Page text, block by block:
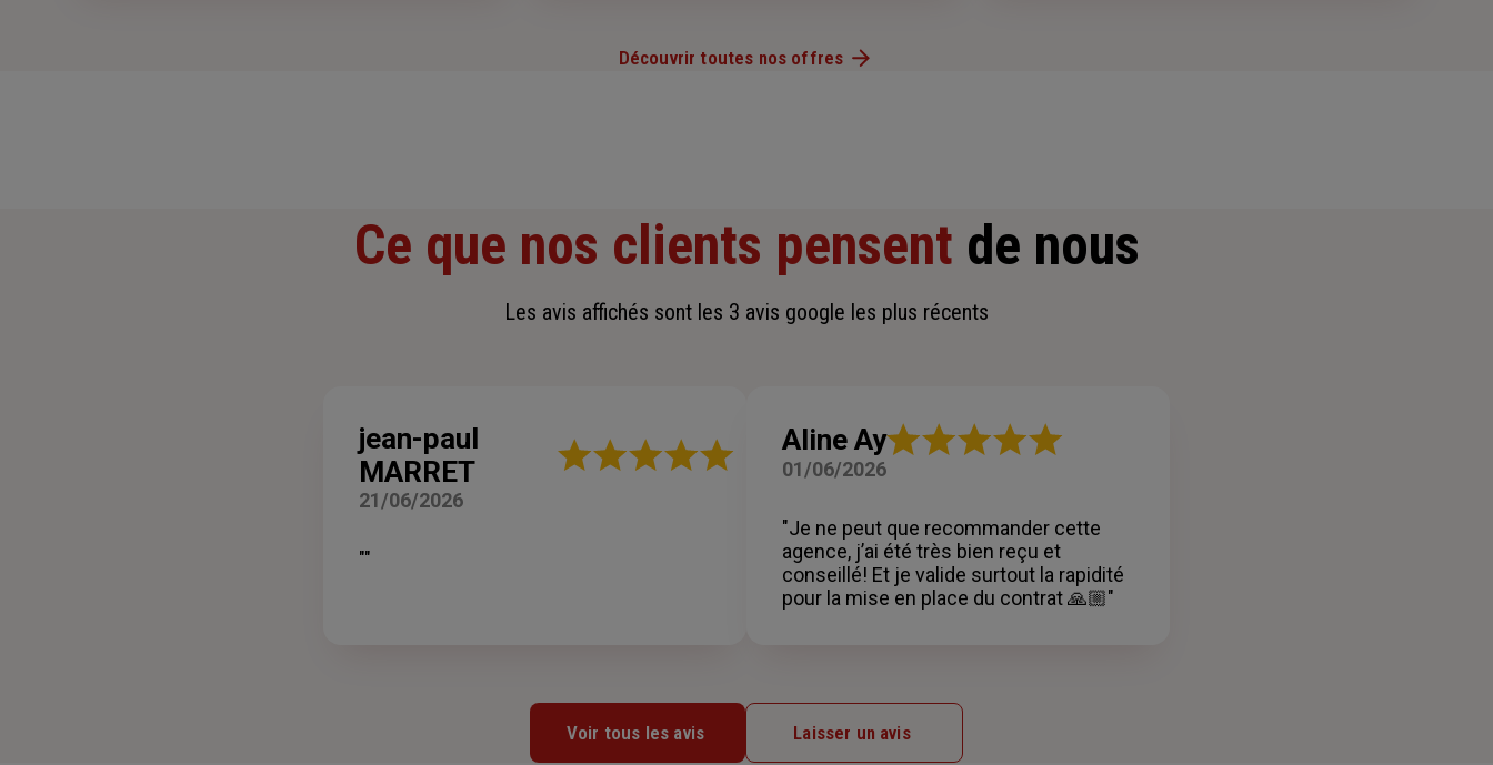
Découvrir toutes nos offres
Ce que nos clients pensent de nous
Les avis affichés sont les 3 avis google les plus récents
jean-paul
MARRET
Note
21/06/2026
""
Aline AyNote
étoiles
01/06/2026
"Je ne peut que recommander cette
agence, j’ai été très bien reçu et
conseillé! Et je valide surtout la rapidité
pour la mise en place du contrat 🙏🏼"
Voir tous les avis Laisser un avis